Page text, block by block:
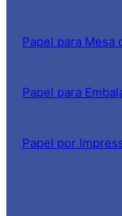
Papel para Mesa
Papel para
Papel por